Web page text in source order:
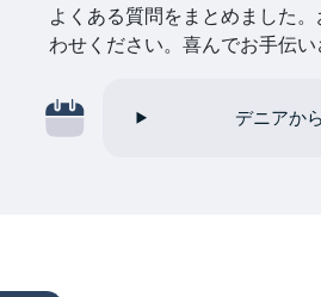
よくある質問をまとめました
わせください。喜んでお手伝い
デニアか